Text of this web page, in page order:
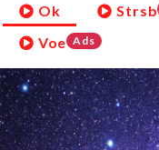
Ok Strsb
Voe Ads